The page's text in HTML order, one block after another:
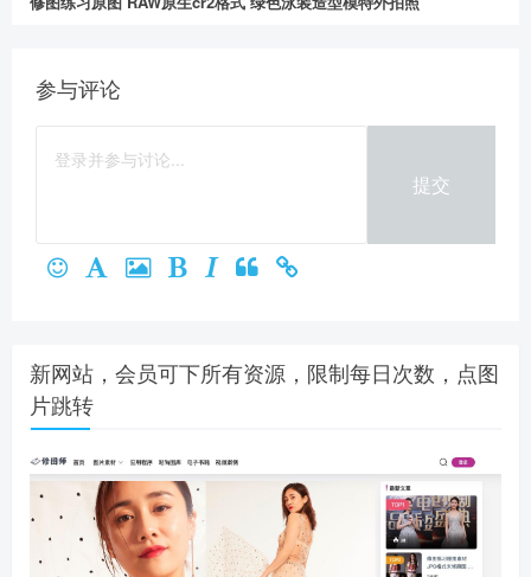
参与评论
提交
新网站，会员可下所有资源，限制每日次数，点图
片跳转